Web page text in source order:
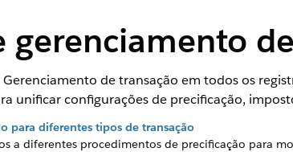
gerenciamento
de transação em todos os
unificar configurações de precificação,
para diferentes tipos de transação
a diferentes procedimentos de precificação para